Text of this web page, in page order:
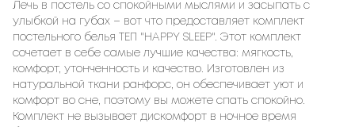
Лечь в постель со спокойными мыслями и засыпать с
улыбкой на губах – вот что предоставляет комплект
постельного белья ТЕП "HAPPY SLEEP". Этот комплект
сочетает в себе самые лучшие качества: мягкость,
комфорт, утонченность и качество. Изготовлен из
натуральной ткани ранфорс, он обеспечивает уют и
комфорт во сне, поэтому вы можете спать спокойно.
Комплект не вызывает дискомфорт в ночное время